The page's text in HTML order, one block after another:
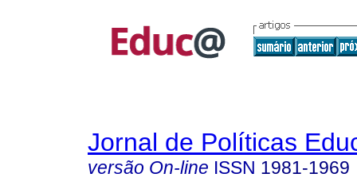
Jornal de Políticas
versão On-line ISSN 1981-1969